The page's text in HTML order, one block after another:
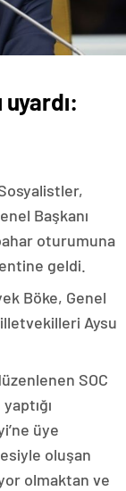
uyardı:
Başkanı
oturumuna
geldi.
Böke, Genel
Aysu
SOC
üye
oluşan
olmaktan ve